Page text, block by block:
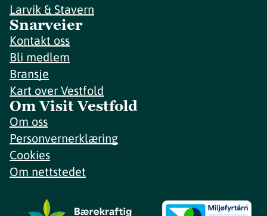
Larvik & Stavern
Snarveier
Kontakt oss
Bli medlem
Bransje
Kart over Vestfold
Om Visit Vestfold
Om oss
Personvernerklæring
Cookies
Om nettstedet